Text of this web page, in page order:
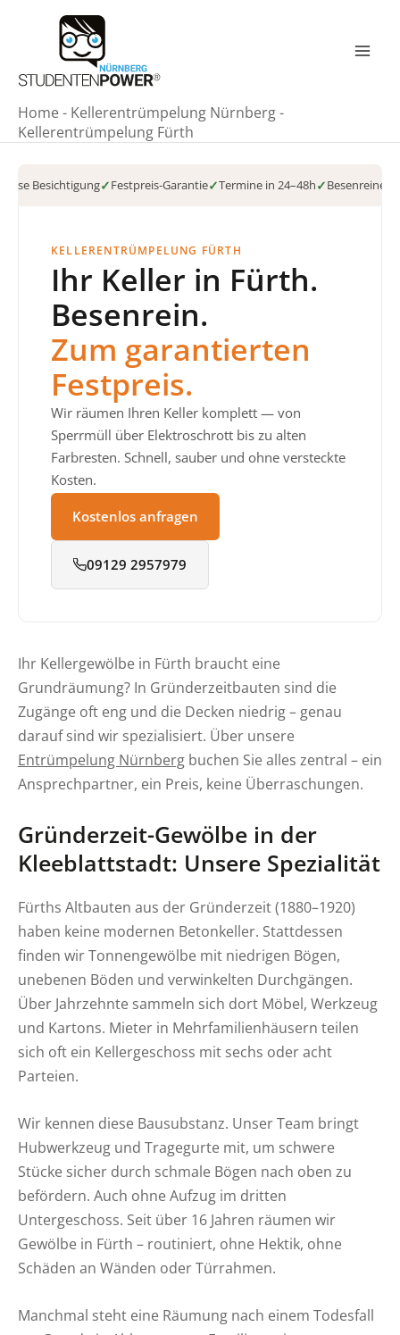
Home- Kellerentrümpelung Nürnberg-
Kellerentrümpelung Fürth
Besichtigung✓Festpreis-Garantie✓Termine in 24–48h✓Besenreine
KELLERENTRÜMPELUNG FÜRTH
Ihr Keller in Fürth.
Besenrein.
Zum garantierten
Festpreis.
Wir räumen Ihren Keller komplett — von
Sperrmüll über Elektroschrott bis zu alten
Farbresten. Schnell, sauber und ohne versteckte
Kosten.
Kostenlos anfragen
09129 2957979
Ihr Kellergewölbe in Fürth braucht eine
Grundräumung? In Gründerzeitbauten sind die
Zugänge oft eng und die Decken niedrig – genau
darauf sind wir spezialisiert. Über unsere
Entrümpelung Nürnberg buchen Sie alles zentral – ein
Ansprechpartner, ein Preis, keine Überraschungen.
Gründerzeit-Gewölbe in der
Kleeblattstadt: Unsere Spezialität
Fürths Altbauten aus der Gründerzeit (1880–1920)
haben keine modernen Betonkeller. Stattdessen
finden wir Tonnengewölbe mit niedrigen Bögen,
unebenen Böden und verwinkelten Durchgängen.
Über Jahrzehnte sammeln sich dort Möbel, Werkzeug
und Kartons. Mieter in Mehrfamilienhäusern teilen
sich oft ein Kellergeschoss mit sechs oder acht
Parteien.
Wir kennen diese Bausubstanz. Unser Team bringt
Hubwerkzeug und Tragegurte mit, um schwere
Stücke sicher durch schmale Bögen nach oben zu
befördern. Auch ohne Aufzug im dritten
Untergeschoss. Seit über 16 Jahren räumen wir
Gewölbe in Fürth – routiniert, ohne Hektik, ohne
Schäden an Wänden oder Türrahmen.
Manchmal steht eine Räumung nach einem Todesfall